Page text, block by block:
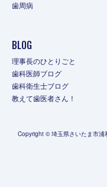
歯周病
BLOG
理事長のひとりごと
歯科医師ブログ
歯科衛生士ブログ
教えて歯医者さん！
Copyright © 埼玉県さいたま市浦